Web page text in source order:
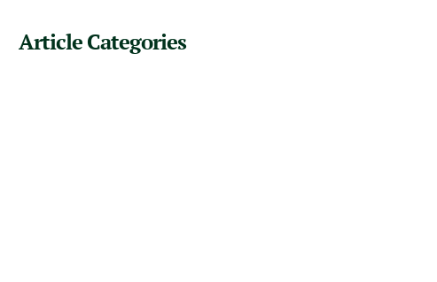
Article Categories